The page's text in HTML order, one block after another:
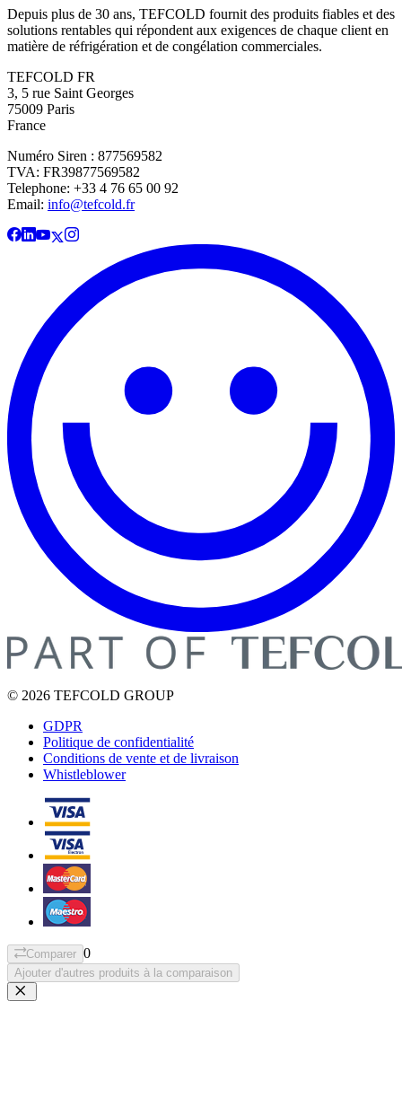
Depuis plus de 30 ans, TEFCOLD fournit des produits fiables et des
solutions rentables qui répondent aux exigences de chaque client en
matière de réfrigération et de congélation commerciales.
TEFCOLD FR
3, 5 rue Saint Georges
75009 Paris
France
Numéro Siren : 877569582
TVA: FR39877569582
Telephone: +33 4 76 65 00 92
Email: info@tefcold.fr
© 2026 TEFCOLD GROUP
GDPR
Politique de confidentialité
Conditions de vente et de livraison
Whistleblower
Comparer 0
Ajouter d'autres produits à la comparaison